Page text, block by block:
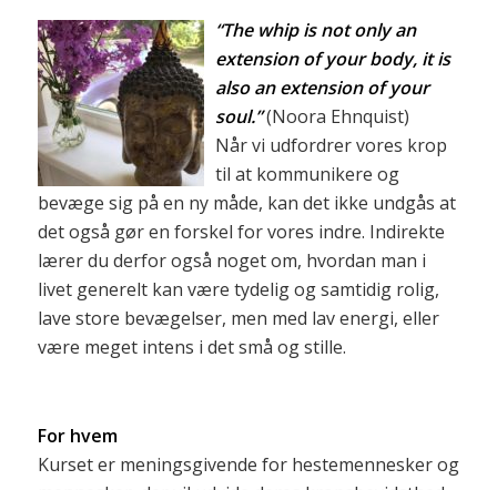
“The whip is not only an
extension of your body, it is
also an extension of your
soul.”(Noora Ehnquist)
Når vi udfordrer vores krop
til at kommunikere og
bevæge sig på en ny måde, kan det ikke undgås at
det også gør en forskel for vores indre. Indirekte
lærer du derfor også noget om, hvordan man i
livet generelt kan være tydelig og samtidig rolig,
lave store bevægelser, men med lav energi, eller
være meget intens i det små og stille.
For hvem
Kurset er meningsgivende for hestemennesker og